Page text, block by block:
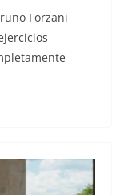
Forzani